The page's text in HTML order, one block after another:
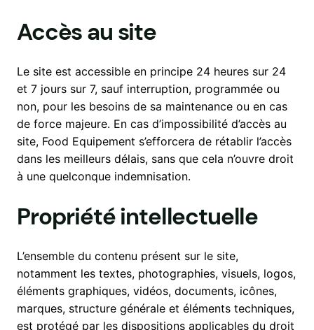
Accès au site
Le site est accessible en principe 24 heures sur 24
et 7 jours sur 7, sauf interruption, programmée ou
non, pour les besoins de sa maintenance ou en cas
de force majeure. En cas d’impossibilité d’accès au
site, Food Equipement s’efforcera de rétablir l’accès
dans les meilleurs délais, sans que cela n’ouvre droit
à une quelconque indemnisation.
Propriété intellectuelle
L’ensemble du contenu présent sur le site,
notamment les textes, photographies, visuels, logos,
éléments graphiques, vidéos, documents, icônes,
marques, structure générale et éléments techniques,
est protégé par les dispositions applicables du droit